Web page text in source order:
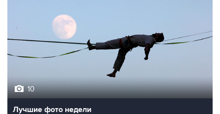
10
Лучшие фото недели